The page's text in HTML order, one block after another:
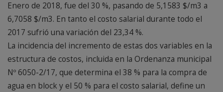
Enero de 2018, fue del 30 %, pasando de 5,1583 $/m3 a
6,7058 $/m3. En tanto el costo salarial durante todo el
2017 sufrió una variación del 23,34 %.
La incidencia del incremento de estas dos variables en la
estructura de costos, incluida en la Ordenanza municipal
Nº 6050-2/17, que determina el 38 % para la compra de
agua en block y el 50 % para el costo salarial, define un